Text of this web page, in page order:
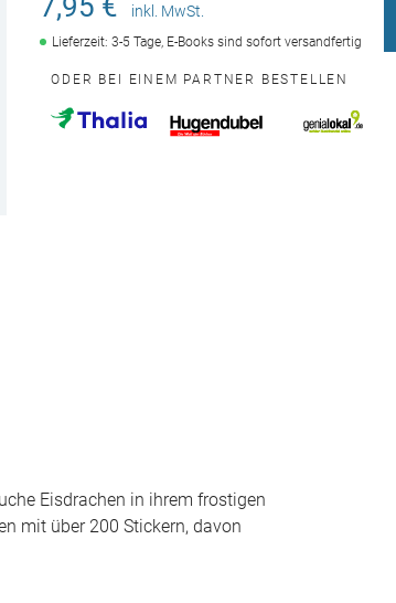
7,95 € inkl. MwSt.
Lieferzeit: 3-5 Tage, E-Books sind sofort versandfertig
ODER BEI EINEM PARTNER BESTELLEN
Eisdrachen in ihrem frostigen
mit über 200 Stickern, davon